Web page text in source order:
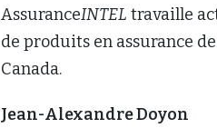
AssuranceINTEL travaille
de produits en assurance
Canada.
Jean-Alexandre Doyon